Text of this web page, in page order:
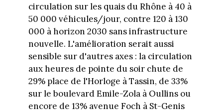
circulation sur les quais du Rhône à 40 à
50 000 véhicules/jour, contre 120 à 130
000 à horizon 2030 sans infrastructure
nouvelle. L'amélioration serait aussi
sensible sur d'autres axes : la circulation
aux heures de pointe du soir chute de
29% place de l'Horloge à Tassin, de 33%
sur le boulevard Emile-Zola à Oullins ou
encore de 13% avenue Foch à St-Genis